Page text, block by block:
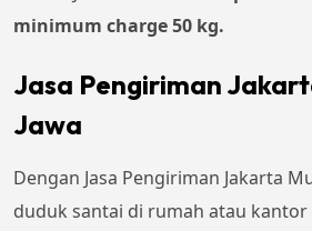
minimum charge 50 kg.
Jasa Pengiriman
Jawa
Dengan Jasa Pengiriman Jakarta
duduk santai di rumah atau